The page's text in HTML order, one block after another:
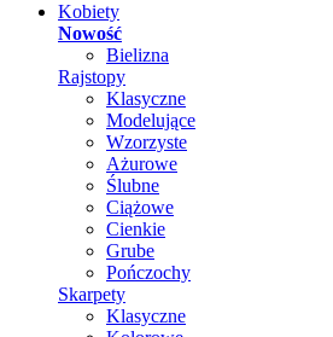
Kobiety
Nowość
Bielizna
Rajstopy
Klasyczne
Modelujące
Wzorzyste
Ażurowe
Ślubne
Ciążowe
Cienkie
Grube
Pończochy
Skarpety
Klasyczne